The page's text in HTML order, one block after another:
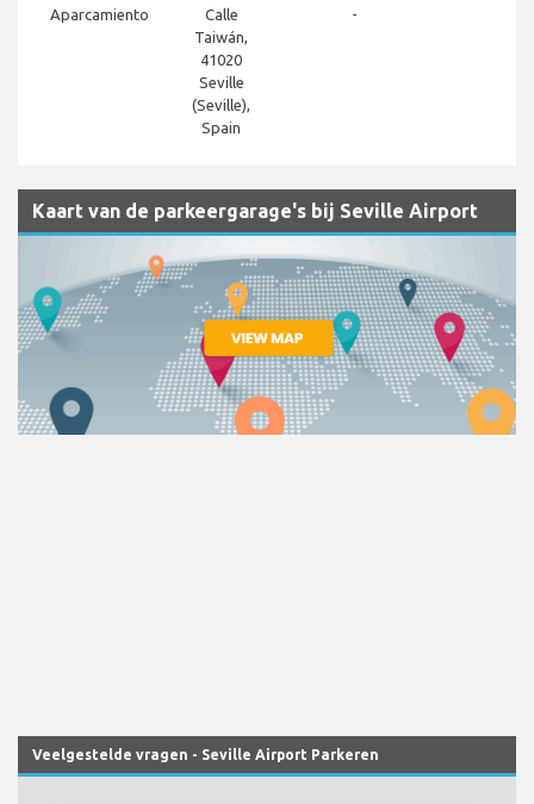
Aparcamiento
Calle
Taiwán,
41020
Seville
(Seville),
Spain
-
Kaart van de parkeergarage's bij Seville Airport
Veelgestelde vragen - Seville Airport Parkeren